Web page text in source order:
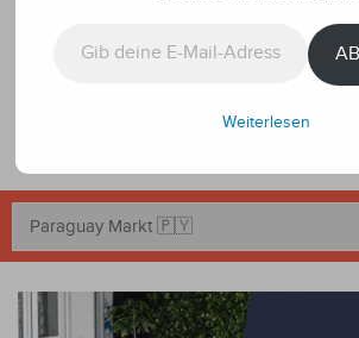
Weiterlesen